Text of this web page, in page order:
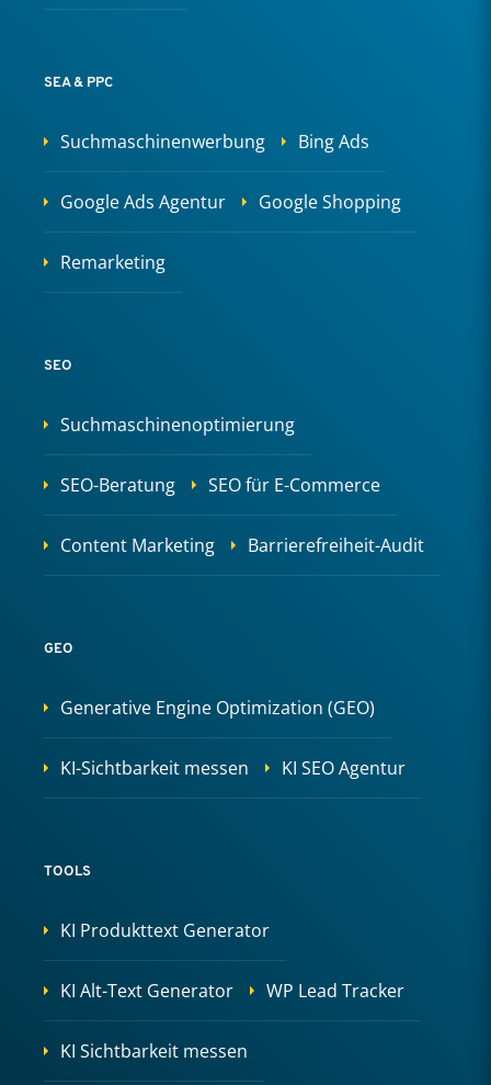
SEA & PPC
Suchmaschinenwerbung Bing Ads
Google Ads Agentur Google Shopping
Remarketing
SEO
Suchmaschinenoptimierung
SEO-Beratung SEO für E-Commerce
Content Marketing Barrierefreiheit-Audit
GEO
Generative Engine Optimization (GEO)
KI-Sichtbarkeit messen KI SEO Agentur
TOOLS
KI Produkttext Generator
KI Alt-Text Generator WP Lead Tracker
KI Sichtbarkeit messen